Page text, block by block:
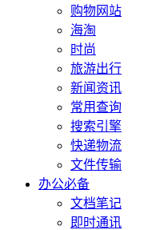
购物网站
海淘
时尚
旅游出行
新闻资讯
常用查询
搜索引擎
快递物流
文件传输
办公必备
文档笔记
即时通讯